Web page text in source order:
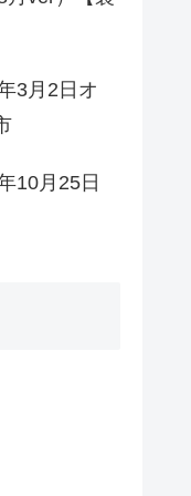
3月2日オ
10月25日